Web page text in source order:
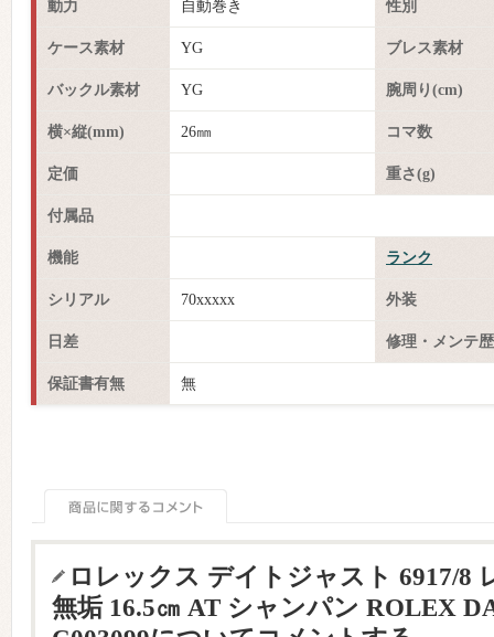
動力 自動巻き 性別
ケース素材 YG ブレス素材
バックル素材 YG 腕周り(cm)
横×縦(mm) 26㎜ コマ数
定価 重さ(g)
付属品
機能 ランク
シリアル 70xxxxx 外装
日差 修理・メンテ歴
保証書有無 無
ロレックス デイトジャスト 6917/8
無垢 16.5㎝ AT シャンパン ROLEX